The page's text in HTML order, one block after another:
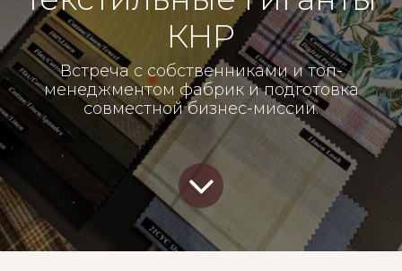
КНР
Встреча с собственниками и топ-
менеджментом фабрик и подготовка
совместной бизнес-миссии.